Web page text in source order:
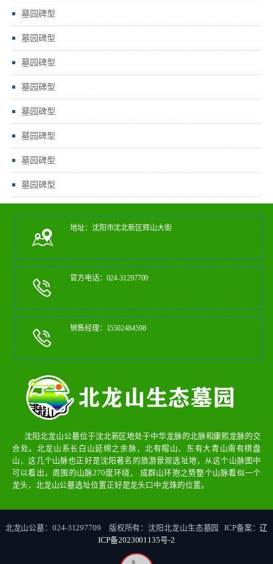
墓园碑型
墓园碑型
墓园碑型
墓园碑型
墓园碑型
墓园碑型
墓园碑型
墓园碑型
地址：沈阳市沈北新区辉山大街
官方电话：024-31297709
销售经理：15502484598
沈阳北龙山公墓位于沈北新区地处于中华龙脉的北脉和康熙龙脉的交
合处。北龙山系长白山延绵之余脉，北有帽山、东有大青山南有棋盘
山，这几个山脉也正好是沈阳著名的旅游景观选址地，从这个山脉图中
可以看出，周围的山脉270度环绕， 成群山环抱之势整个山脉看似一个
龙头，北龙山公墓选址位置正好是龙头口中龙珠的位置。
北龙山公墓：024-31297709 版权所有：沈阳北龙山生态墓园 ICP备案：辽
ICP备2023001135号-2